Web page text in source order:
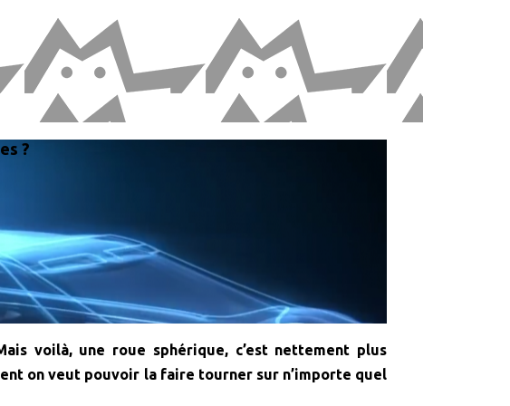
?
voilà, une roue sphérique, c’est nettement plus
on veut pouvoir la faire tourner sur n’importe quel